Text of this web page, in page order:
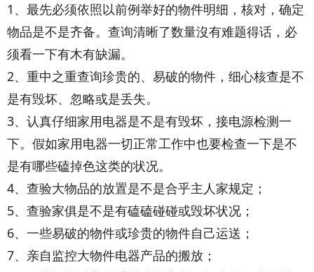
1、最先必须依照以前例举好的物件明细，核对，确定
物品是不是齐备。查询清晰了数量沒有难题得话，必
须看一下有木有缺漏。
2、重中之重查询珍贵的、易破的物件，细心核查是不
是有毁坏、忽略或是丢失。
3、认真仔细家用电器是不是有毁坏，接电源检测一
下。假如家用电器一切正常工作中也要检查一下是不
是有哪些磕掉色这类的状况。
4、查验大物品的放置是不是合乎主人家规定；
5、查验家俱是不是有磕磕碰碰或毁坏状况；
6、一些易破的物件或珍贵的物件自己运送；
7、亲自监控大物件电器产品的搬放；